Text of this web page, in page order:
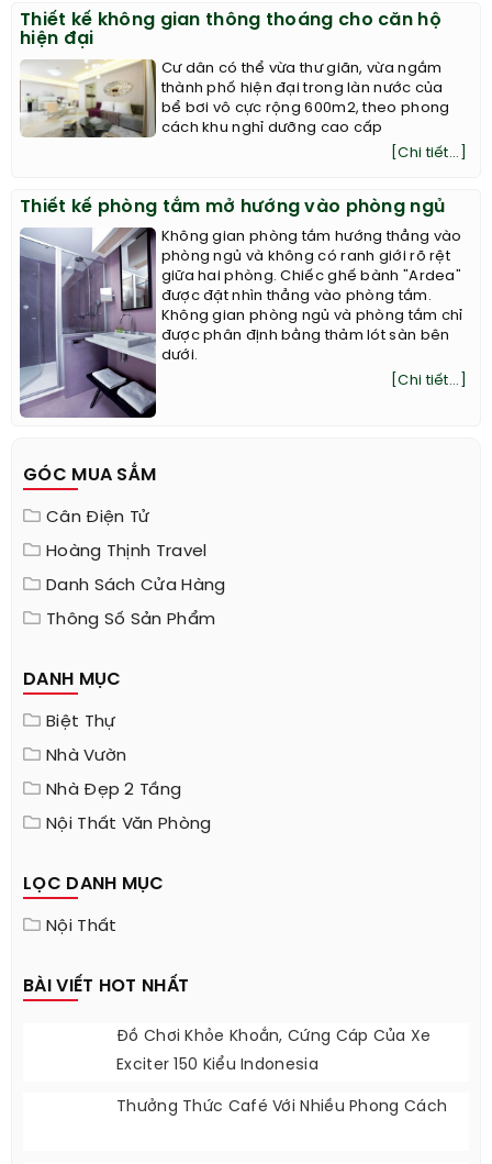
Thiết kế không gian thông thoáng cho căn hộ
hiện đại
Cư dân có thể vừa thư giãn, vừa ngắm
thành phố hiện đại trong làn nước của
bể bơi vô cực rộng 600m2, theo phong
cách khu nghỉ dưỡng cao cấp
[Chi tiết...]
Thiết kế phòng tắm mở hướng vào phòng ngủ
Không gian phòng tắm hướng thẳng vào
phòng ngủ và không có ranh giới rõ rệt
giữa hai phòng. Chiếc ghế bành "Ardea"
được đặt nhìn thẳng vào phòng tắm.
Không gian phòng ngủ và phòng tắm chỉ
được phân định bằng thảm lót sàn bên
dưới.
[Chi tiết...]
GÓC MUA SẮM
Cân Điện Tử
Hoàng Thịnh Travel
Danh Sách Cửa Hàng
Thông Số Sản Phẩm
DANH MỤC
Biệt Thự
Nhà Vườn
Nhà Đẹp 2 Tầng
Nội Thất Văn Phòng
LỌC DANH MỤC
Nội Thất
BÀI VIẾT HOT NHẤT
Đồ Chơi Khỏe Khoắn, Cứng Cáp Của Xe
Exciter 150 Kiểu Indonesia
Thưởng Thức Café Với Nhiều Phong Cách